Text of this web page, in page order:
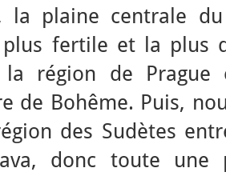
la plaine centrale
fertile et la plus
région de
de Bohême. Puis,
des Sudètes
donc toute une